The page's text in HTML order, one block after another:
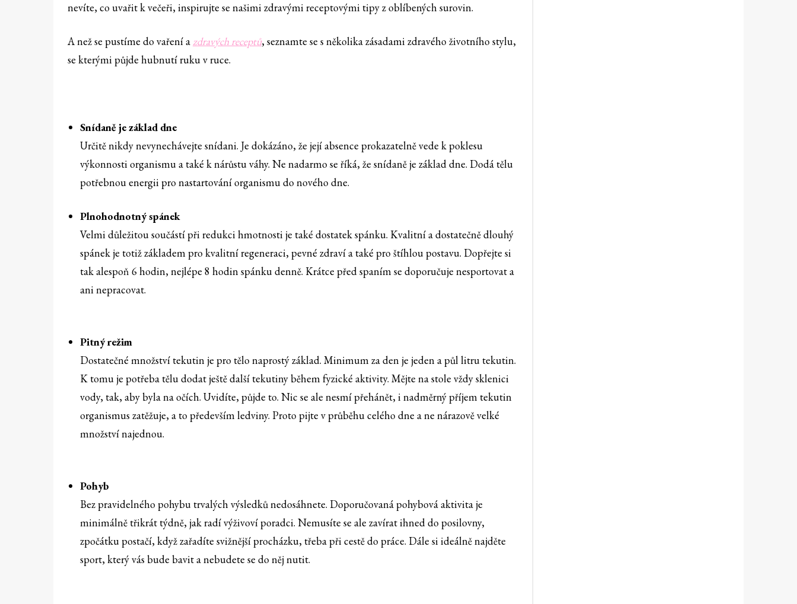
nevíte, co uvařit k večeři, inspirujte se našimi zdravými receptovými tipy z oblíbených surovin.
A než se pustíme do vaření azdravých receptů, seznamte se s několika zásadami zdravého životního stylu,
se kterými půjde hubnutí ruku v ruce.
Snídaně je základ dne
Určitě nikdy nevynechávejte snídani. Je dokázáno, že její absence prokazatelně vede k poklesu
výkonnosti organismu a také k nárůstu váhy. Ne nadarmo se říká, že snídaně je základ dne. Dodá tělu
potřebnou energii pro nastartování organismu do nového dne.
Plnohodnotný spánek
Velmi důležitou součástí při redukci hmotnosti je také dostatek spánku. Kvalitní a dostatečně dlouhý
spánek je totiž základem pro kvalitní regeneraci, pevné zdraví a také pro štíhlou postavu. Dopřejte si
tak alespoň 6 hodin, nejlépe 8 hodin spánku denně. Krátce před spaním se doporučuje nesportovat a
ani nepracovat.
Pitný režim
Dostatečné množství tekutin je pro tělo naprostý základ. Minimum za den je jeden a půl litru tekutin.
K tomu je potřeba tělu dodat ještě další tekutiny během fyzické aktivity. Mějte na stole vždy sklenici
vody, tak, aby byla na očích. Uvidíte, půjde to. Nic se ale nesmí přehánět, i nadměrný příjem tekutin
organismus zatěžuje, a to především ledviny. Proto pijte v průběhu celého dne a ne nárazově velké
množství najednou.
Pohyb
Bez pravidelného pohybu trvalých výsledků nedosáhnete. Doporučovaná pohybová aktivita je
minimálně třikrát týdně, jak radí výživoví poradci. Nemusíte se ale zavírat ihned do posilovny,
zpočátku postačí, když zařadíte svižnější procházku, třeba při cestě do práce. Dále si ideálně najděte
sport, který vás bude bavit a nebudete se do něj nutit.